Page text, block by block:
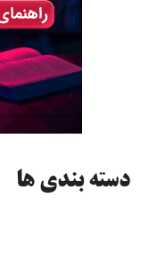
دسته‌ بندی ها